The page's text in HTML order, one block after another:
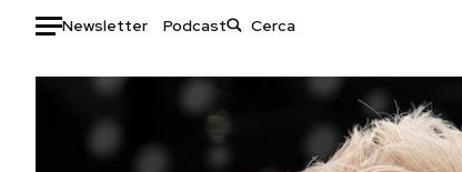
Newsletter Podcast
Auto